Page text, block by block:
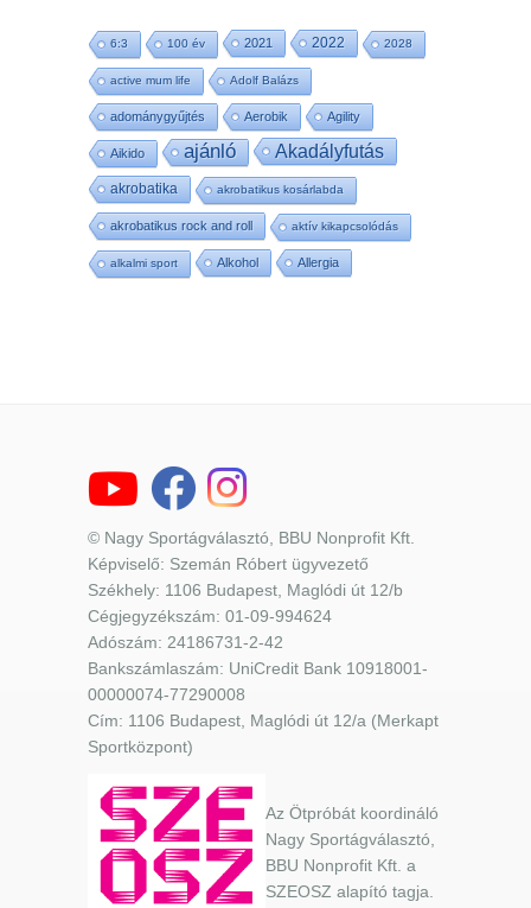
6:3 100 év 2021 2022 2028
active mum life Adolf Balázs
adománygyűjtés Aerobik Agility
Aikido ajánló Akadályfutás
akrobatika akrobatikus kosárlabda
akrobatikus rock and roll aktív kikapcsolódás
alkalmi sport Alkohol Allergia
© Nagy Sportágválasztó, BBU Nonprofit Kft.
Képviselő: Szemán Róbert ügyvezető
Székhely: 1106 Budapest, Maglódi út 12/b
Cégjegyzékszám: 01-09-994624
Adószám: 24186731-2-42
Bankszámlaszám: UniCredit Bank 10918001-
00000074-77290008
Cím: 1106 Budapest, Maglódi út 12/a (Merkapt
Sportközpont)
Az Ötpróbát koordináló
Nagy Sportágválasztó,
BBU Nonprofit Kft. a
SZEOSZ alapító tagja.